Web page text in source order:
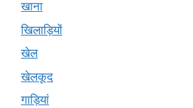
खाना
खिलाड़ियों
खेल
खेलकूद
गाड़ियां